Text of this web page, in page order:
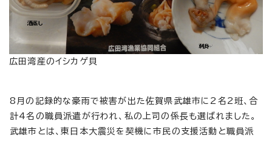
広田湾産のイシカゲ貝
8月の記録的な豪雨で被害が出た佐賀県武雄市に2名2班、合
計4名の職員派遣が行われ、私の上司の係長も選ばれました。
武雄市とは、東日本大震災を契機に市民の支援活動と職員派